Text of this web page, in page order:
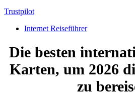
Trustpilot
Internet Reiseführer
Die besten
Karten, um 2026
zu